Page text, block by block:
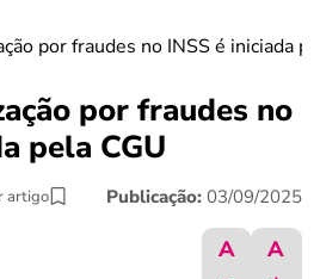
por fraudes no INSS é iniciada
por fraudes no
pela CGU
artigo Publicação: 03/09/2025
A
A